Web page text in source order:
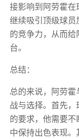
接影响到阿劳霍
继续吸引顶级球
的竞争力，从而
台。
总结：
总的来说，阿劳
战与选择。首先
的要求，他需要
中保持出色表现